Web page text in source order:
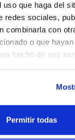
uso que haga del
redes sociales,
combinarla con
o que
hecho de sus
Permitir todas
con esta
Scharlau
inmediata.